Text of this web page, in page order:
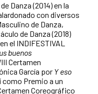
Danza (2014) en la
con diversos
de Danza,
de Danza (2018)
el INDIFESTIVAL
buenos
Certamen
García por Y eso
como Premio a un
Coreográfico